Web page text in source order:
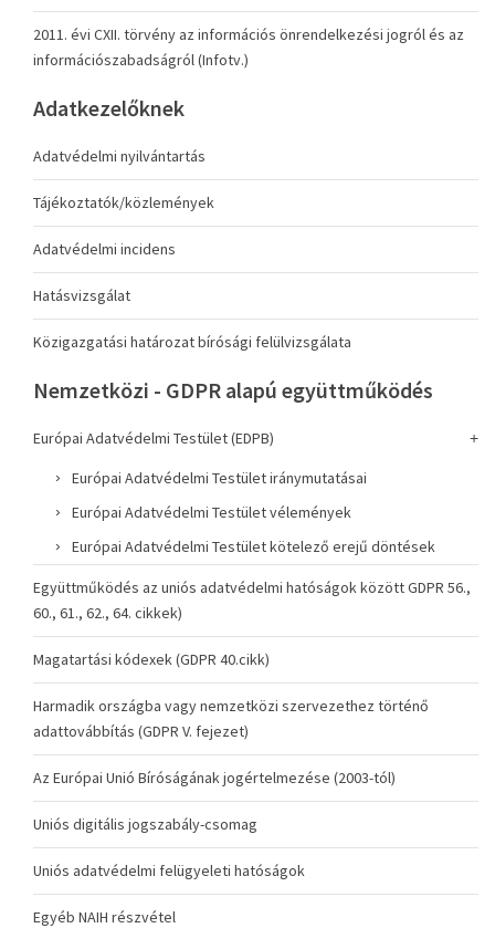
2011. évi CXII. törvény az információs önrendelkezési jogról és az
információszabadságról (Infotv.)
Adatkezelőknek
Adatvédelmi nyilvántartás
Tájékoztatók/közlemények
Adatvédelmi incidens
Hatásvizsgálat
Közigazgatási határozat bírósági felülvizsgálata
Nemzetközi - GDPR alapú együttműködés
Európai Adatvédelmi Testület (EDPB)
Európai Adatvédelmi Testület iránymutatásai
Európai Adatvédelmi Testület vélemények
Európai Adatvédelmi Testület kötelező erejű döntések
Együttműködés az uniós adatvédelmi hatóságok között GDPR 56.,
60., 61., 62., 64. cikkek)
Magatartási kódexek (GDPR 40.cikk)
Harmadik országba vagy nemzetközi szervezethez történő
adattovábbítás (GDPR V. fejezet)
Az Európai Unió Bíróságának jogértelmezése (2003-tól)
Uniós digitális jogszabály-csomag
Uniós adatvédelmi felügyeleti hatóságok
Egyéb NAIH részvétel